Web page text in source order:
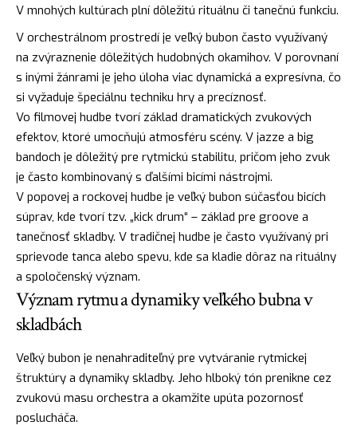
V mnohých kultúrach plní dôležitú rituálnu či tanečnú funkciu.
V orchestrálnom prostredí je veľký bubon často využívaný
na zvýraznenie dôležitých hudobných okamihov. V porovnaní
s inými žánrami je jeho úloha viac dynamická a expresívna, čo
si vyžaduje špeciálnu techniku hry a precíznosť.
Vo filmovej hudbe tvorí základ dramatických zvukových
efektov, ktoré umocňujú atmosféru scény. V jazze a big
bandoch je dôležitý pre rytmickú stabilitu, pričom jeho zvuk
je často kombinovaný s ďalšími bicími nástrojmi.
V popovej a rockovej hudbe je veľký bubon súčasťou bicích
súprav, kde tvorí tzv. „kick drum“ – základ pre groove a
tanečnosť skladby. V tradičnej hudbe je často využívaný pri
sprievode tanca alebo spevu, kde sa kladie dôraz na rituálny
a spoločenský význam.
Význam rytmu a dynamiky veľkého bubna v
skladbách
Veľký bubon je nenahraditeľný pre vytváranie rytmickej
štruktúry a dynamiky skladby. Jeho hlboký tón prenikne cez
zvukovú masu orchestra a okamžite upúta pozornosť
poslucháča.